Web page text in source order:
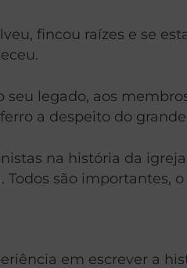
fincou raízes e se
seu legado, aos
a despeito do
na história da
são importantes,
em escrever a